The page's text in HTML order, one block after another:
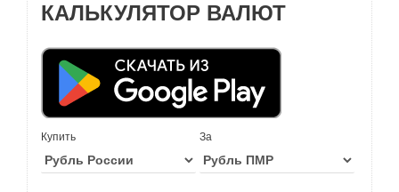
КАЛЬКУЛЯТОР ВАЛЮТ
Купить За